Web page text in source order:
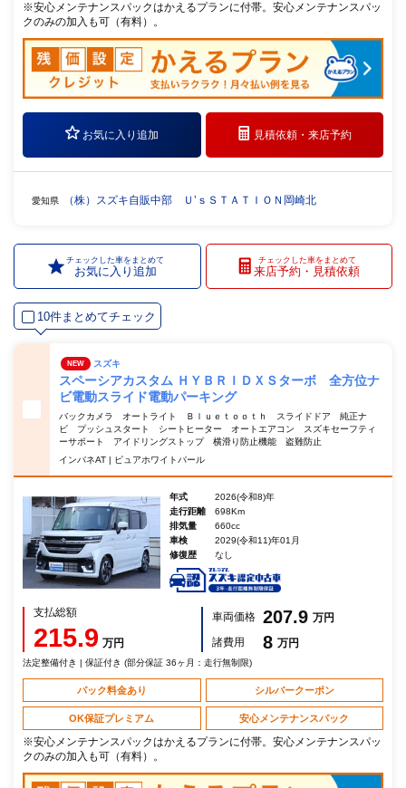
※安心メンテナンスパックはかえるプランに付帯。安心メンテナンスパッ
クのみの加入も可（有料）。
お気に入り追加 見積依頼・来店予約
愛知県 （株）スズキ自販中部 Ｕ’ｓＳＴＡＴＩＯＮ岡崎北
チェックした車をまとめて
お気に入り追加
チェックした車をまとめて
来店予約・見積依頼
10件まとめてチェック
NEW スズキ
スペーシアカスタム ＨＹＢＲＩＤＸＳターボ 全方位ナ
ビ電動スライド電動パーキング
バックカメラ オートライト Ｂｌｕｅｔｏｏｔｈ スライドドア 純正ナ
ビ プッシュスタート シートヒーター オートエアコン スズキセーフティ
ーサポート アイドリングストップ 横滑り防止機能 盗難防止
インパネAT | ピュアホワイトパール
年式
2026(令和8)年
走行距離
698Km
排気量
660cc
車検
2029(令和11)年01月
修復歴
なし
支払総額
215.9 万円
車両価格 207.9 万円
諸費用
8 万円
法定整備付き | 保証付き (部分保証 36ヶ月：走行無制限)
パック料金あり シルバークーポン
OK保証プレミアム 安心メンテナンスパック
※安心メンテナンスパックはかえるプランに付帯。安心メンテナンスパッ
クのみの加入も可（有料）。